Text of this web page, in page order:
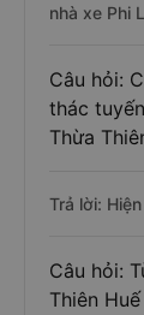
nhà xe Phi
Câu hỏi:
thác
Thừa
Trả lời:
Câu hỏi:
Thiên